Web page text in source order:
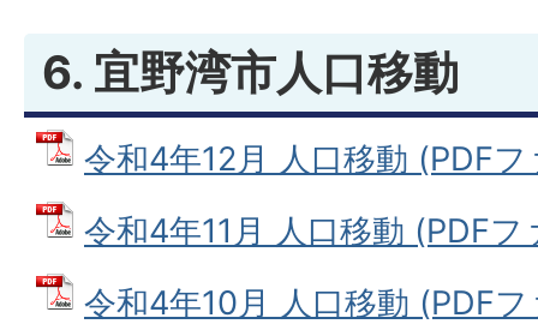
6. 宜野湾市人口移動
令和4年12月 人口移動 (PDF
令和4年11月 人口移動 (PDFフ
令和4年10月 人口移動 (PDF